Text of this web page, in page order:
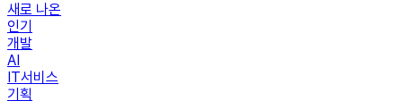
새로 나온
인기
개발
AI
IT서비스
기획